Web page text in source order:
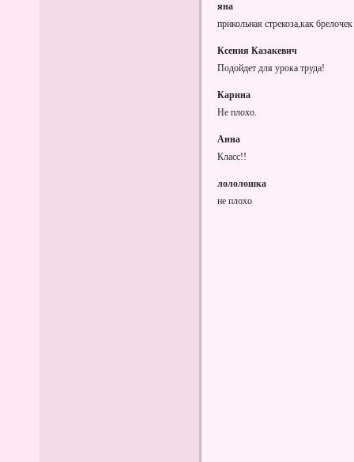
яна
прикольная стрекоза,как
Ксения Казакевич
Подойдет для урока труда!
Карина
Не плохо.
Анна
Класс!!
лололошка
не плохо